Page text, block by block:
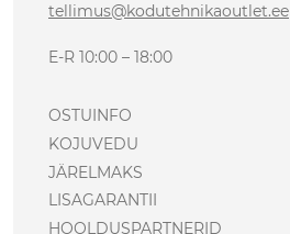
tellimus@kodutehnikaoutlet.ee
E-R 10:00 – 18:00
OSTUINFO
KOJUVEDU
JÄRELMAKS
LISAGARANTII
HOOLDUSPARTNERID